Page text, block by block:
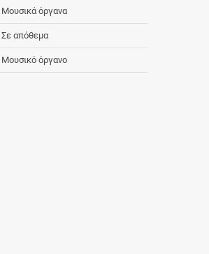
Μουσικά όργανα
Σε απόθεμα
Μουσικό όργανο